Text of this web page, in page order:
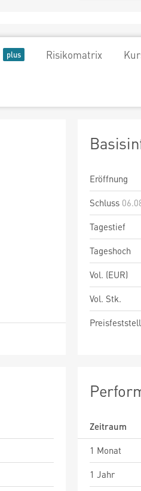
Risikomatrix
Eröffnung
Schluss
Tagestief
Tageshoch
Vol. (EUR)
Vol. Stk.
Zeitraum
1 Monat
1 Jahr